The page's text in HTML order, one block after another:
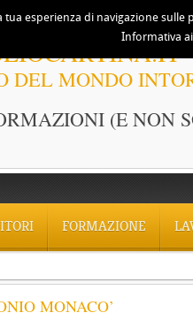
DEL MONDO
(E NON
FORMAZIONE
MONACO’
esperienza di navigazione
Informativa ai